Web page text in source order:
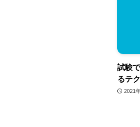
試験
るテ
2021